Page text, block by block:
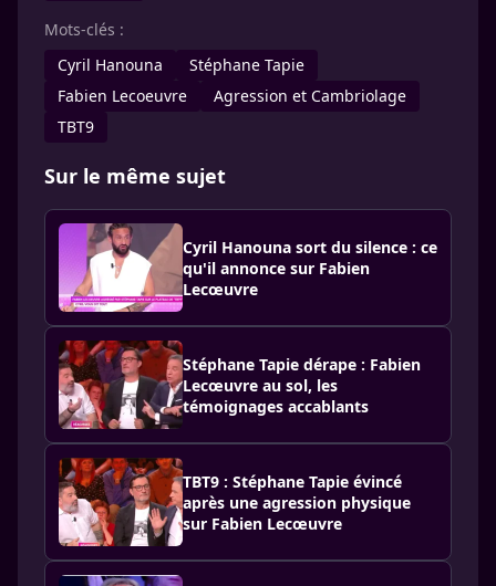
Mots-clés :
Cyril Hanouna
Stéphane Tapie
Fabien Lecoeuvre
Agression et Cambriolage
TBT9
Sur le même sujet
Cyril Hanouna sort du silence : ce
qu'il annonce sur Fabien
Lecœuvre
Stéphane Tapie dérape : Fabien
Lecœuvre au sol, les
témoignages accablants
TBT9 : Stéphane Tapie évincé
après une agression physique
sur Fabien Lecœuvre